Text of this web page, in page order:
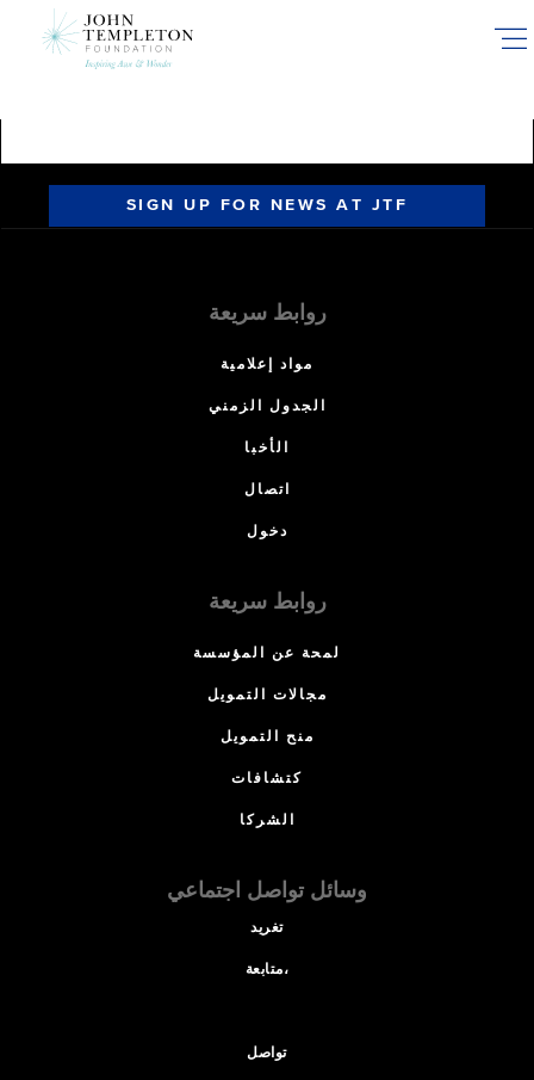
SIGN UP FOR NEWS AT JTF
روابط سريعة
مواد إعلامية
الجدول الزمني
الأخبا
اتصال
دخول
روابط سريعة
لمحة عن المؤسسة
مجالات التمويل
منح التمويل
كتشافات
الشركا
وسائل تواصل اجتماعي
تغريد
متابعة،
تواصل